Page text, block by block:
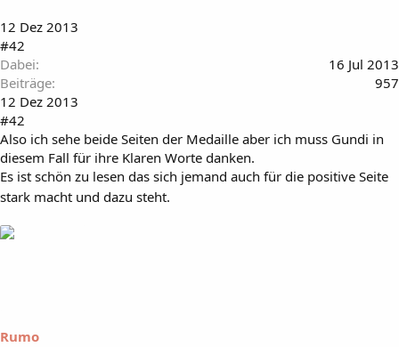
12 Dez 2013
#42
Dabei
16 Jul 2013
Beiträge
957
12 Dez 2013
#42
Also ich sehe beide Seiten der Medaille aber ich muss Gundi in
diesem Fall für ihre Klaren Worte danken.
Es ist schön zu lesen das sich jemand auch für die positive Seite
stark macht und dazu steht.
Rumo